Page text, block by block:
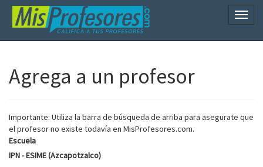
Agrega a un profesor
Importante: Utiliza la barra de búsqueda de arriba para asegurate que
el profesor no existe todavía en MisProfesores.com.
Escuela
IPN - ESIME (Azcapotzalco)